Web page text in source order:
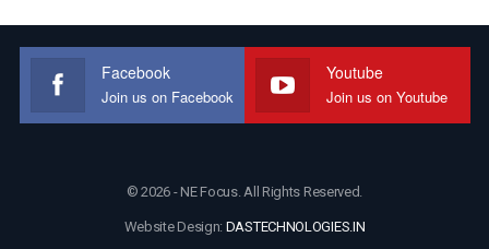
Facebook
Join us on Facebook
Youtube
Join us on Youtube
© 2026 - NE Focus. All Rights Reserved.
Website Design: DASTECHNOLOGIES.IN